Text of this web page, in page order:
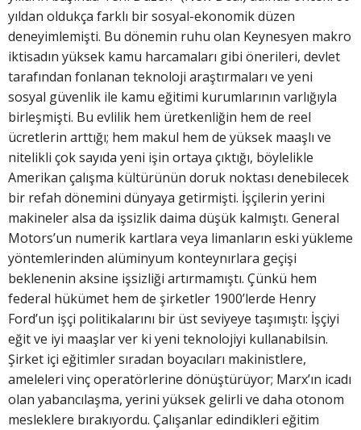
yıldan oldukça farklı bir sosyal-ekonomik düzen
deneyimlemişti. Bu dönemin ruhu olan Keynesyen makro
iktisadın yüksek kamu harcamaları gibi önerileri, devlet
tarafından fonlanan teknoloji araştırmaları ve yeni
sosyal güvenlik ile kamu eğitimi kurumlarının varlığıyla
birleşmişti. Bu evlilik hem üretkenliğin hem de reel
ücretlerin arttığı; hem makul hem de yüksek maaşlı ve
nitelikli çok sayıda yeni işin ortaya çıktığı, böylelikle
Amerikan çalışma kültürünün doruk noktası denebilecek
bir refah dönemini dünyaya getirmişti. İşçilerin yerini
makineler alsa da işsizlik daima düşük kalmıştı. General
Motors’un numerik kartlara veya limanların eski yükleme
yöntemlerinden alüminyum konteynırlara geçişi
beklenenin aksine işsizliği artırmamıştı. Çünkü hem
federal hükümet hem de şirketler 1900’lerde Henry
Ford’un işçi politikalarını bir üst seviyeye taşımıştı: İşçiyi
eğit ve iyi maaşlar ver ki yeni teknolojiyi kullanabilsin.
Şirket içi eğitimler sıradan boyacıları makinistlere,
ameleleri vinç operatörlerine dönüştürüyor; Marx’ın icadı
olan yabancılaşma, yerini yüksek gelirli ve daha otonom
mesleklere bırakıyordu. Çalışanlar edindikleri eğitim